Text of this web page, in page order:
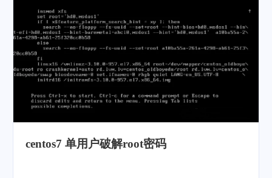
centos7 单用户破解root密码